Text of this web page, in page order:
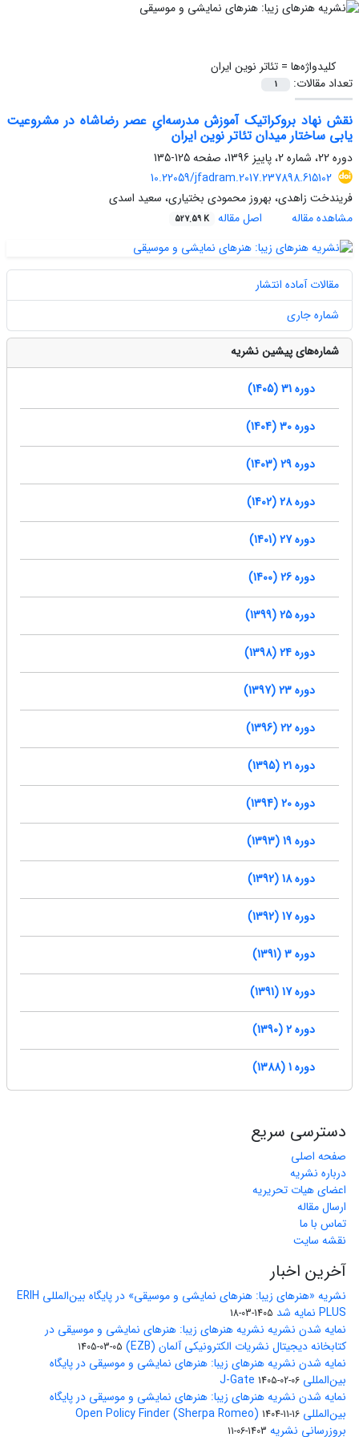
کلیدواژه‌ها =تئاتر نوین ایران
تعداد مقالات:
1
نقش نهاد بروکراتیک آموزش مدرسه‌ایِ عصر رضاشاه در مشروعیت
یابی ساختار میدان تئاتر نوین ایران
دوره 22، شماره 2، پاییز 1396، صفحه
125-135
10.22059/jfadram.2017.237898.615102
فریندخت زاهدی، بهروز محمودی بختیاری، سعید اسدی
مشاهده مقاله
اصل مقاله 527.59 K
مقالات آماده انتشار
شماره جاری
شماره‌های پیشین نشریه
دوره 31 (1405)
دوره 30 (1404)
دوره 29 (1403)
دوره 28 (1402)
دوره 27 (1401)
دوره 26 (1400)
دوره 25 (1399)
دوره 24 (1398)
دوره 23 (1397)
دوره 22 (1396)
دوره 21 (1395)
دوره 20 (1394)
دوره 19 (1393)
دوره 18 (1392)
دوره 17 (1392)
دوره 3 (1391)
دوره 17 (1391)
دوره 2 (1390)
دوره 1 (1388)
دسترسی سریع
صفحه اصلی
درباره نشریه
اعضای هیات تحریریه
ارسال مقاله
تماس با ما
نقشه سایت
آخرین اخبار
نشریه «هنرهای زیبا: هنرهای نمایشی و موسیقی» در پایگاه بین‌المللی ERIH
PLUS نمایه شد
1405-03-18
نمایه شدن نشریه نشریه هنرهای زیبا: هنرهای نمایشی و موسیقی در
کتابخانه دیجیتال نشریات الکترونیکی آلمان (EZB)
1405-03-05
نمایه شدن نشریه هنرهای زیبا: هنرهای نمایشی و موسیقی در پایگاه
بین‌المللی J-Gate 1405-02-06
نمایه شدن نشریه هنرهای زیبا: هنرهای نمایشی و موسیقی در پایگاه
بین‌المللی Open Policy Finder (Sherpa Romeo) 1404-11-16
بروزرسانی نشریه 1403-06-11